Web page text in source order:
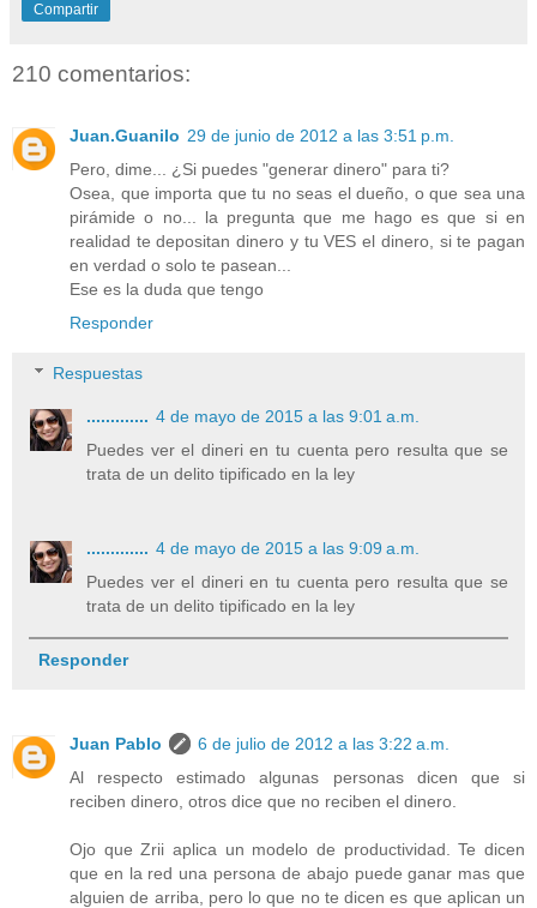
Compartir
210 comentarios:
Juan.Guanilo 29 de junio de 2012 a las 3:51 p.m.
Pero, dime... ¿Si puedes "generar dinero" para ti?
Osea, que importa que tu no seas el dueño, o que sea una
pirámide o no... la pregunta que me hago es que si en
realidad te depositan dinero y tu VES el dinero, si te pagan
en verdad o solo te pasean...
Ese es la duda que tengo
Responder
Respuestas
............. 4 de mayo de 2015 a las 9:01 a.m.
Puedes ver el dineri en tu cuenta pero resulta que se
trata de un delito tipificado en la ley
............. 4 de mayo de 2015 a las 9:09 a.m.
Puedes ver el dineri en tu cuenta pero resulta que se
trata de un delito tipificado en la ley
Responder
Juan Pablo
6 de julio de 2012 a las 3:22 a.m.
Al respecto estimado algunas personas dicen que si
reciben dinero, otros dice que no reciben el dinero.
Ojo que Zrii aplica un modelo de productividad. Te dicen
que en la red una persona de abajo puede ganar mas que
alguien de arriba, pero lo que no te dicen es que aplican un